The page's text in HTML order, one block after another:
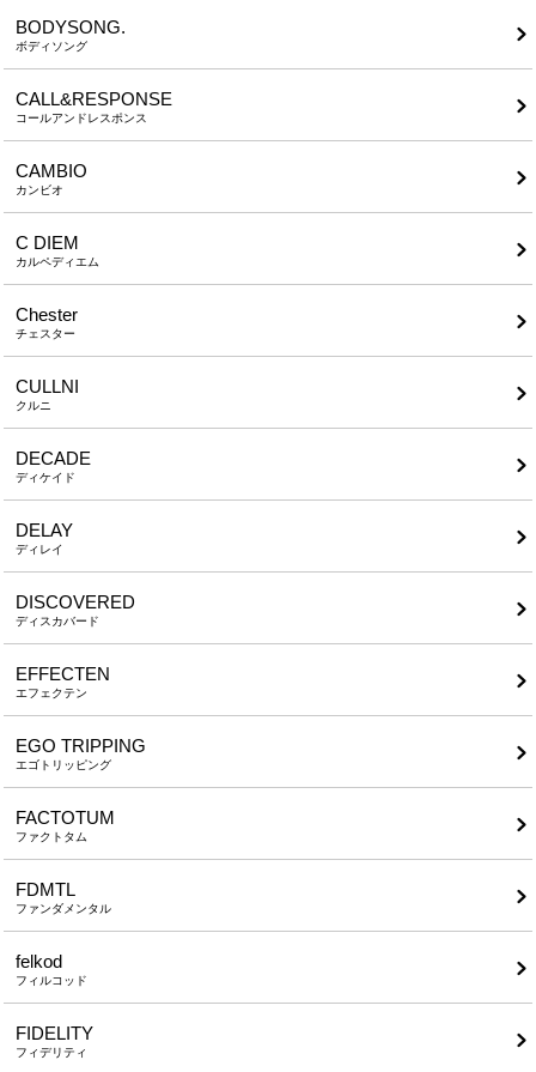
BODYSONG.
ボディソング
CALL&RESPONSE
コールアンドレスポンス
CAMBIO
カンビオ
C DIEM
カルペディエム
Chester
チェスター
CULLNI
クルニ
DECADE
ディケイド
DELAY
ディレイ
DISCOVERED
ディスカバード
EFFECTEN
エフェクテン
EGO TRIPPING
エゴトリッピング
FACTOTUM
ファクトタム
FDMTL
ファンダメンタル
felkod
フィルコッド
FIDELITY
フィデリティ